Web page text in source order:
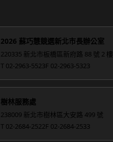
2026 蘇巧慧競選新北市長辦公室
220335 新北市板橋區新府路 88 號 2 樓
T 02-2963-5523F 02-2963-5323
樹林服務處
238009 新北市樹林區大安路 499 號
T 02-2684-2522F 02-2684-2533